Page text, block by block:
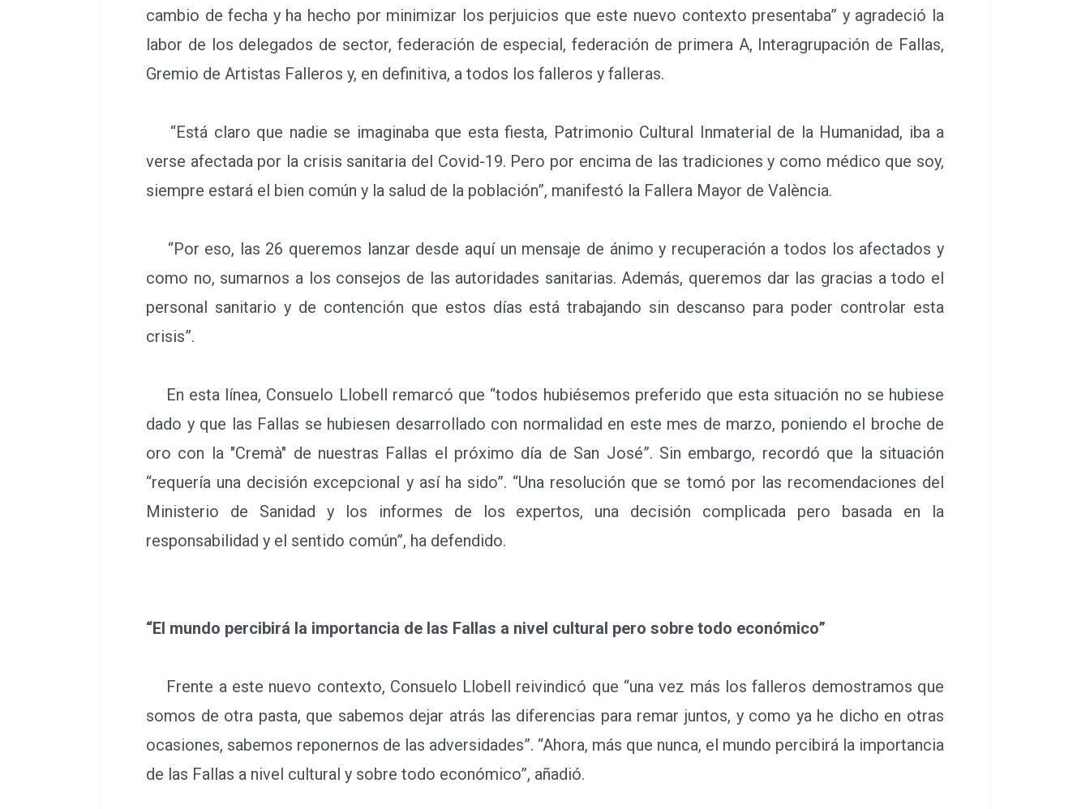
cambio de fecha y ha hecho por minimizar los perjuicios que este nuevo contexto presentaba” y agradeció la
labor de los delegados de sector, federación de especial, federación de primera A, Interagrupación de Fallas,
Gremio de Artistas Falleros y, en definitiva, a todos los falleros y falleras.
“Está claro que nadie se imaginaba que esta fiesta, Patrimonio Cultural Inmaterial de la Humanidad, iba a
verse afectada por la crisis sanitaria del Covid-19. Pero por encima de las tradiciones y como médico que soy,
siempre estará el bien común y la salud de la población”, manifestó la Fallera Mayor de València.
“Por eso, las 26 queremos lanzar desde aquí un mensaje de ánimo y recuperación a todos los afectados y
como no, sumarnos a los consejos de las autoridades sanitarias. Además, queremos dar las gracias a todo el
personal sanitario y de contención que estos días está trabajando sin descanso para poder controlar esta
crisis”.
En esta línea, Consuelo Llobell remarcó que “todos hubiésemos preferido que esta situación no se hubiese
dado y que las Fallas se hubiesen desarrollado con normalidad en este mes de marzo, poniendo el broche de
oro con la "Cremà" de nuestras Fallas el próximo día de San José”. Sin embargo, recordó que la situación
“requería una decisión excepcional y así ha sido”. “Una resolución que se tomó por las recomendaciones del
Ministerio de Sanidad y los informes de los expertos, una decisión complicada pero basada en la
responsabilidad y el sentido común”, ha defendido.
“El mundo percibirá la importancia de las Fallas a nivel cultural pero sobre todo económico”
Frente a este nuevo contexto, Consuelo Llobell reivindicó que “una vez más los falleros demostramos que
somos de otra pasta, que sabemos dejar atrás las diferencias para remar juntos, y como ya he dicho en otras
ocasiones, sabemos reponernos de las adversidades”. “Ahora, más que nunca, el mundo percibirá la importancia
de las Fallas a nivel cultural y sobre todo económico”, añadió.